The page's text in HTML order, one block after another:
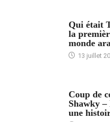
Qui était
la
monde
13 juillet
Coup de
Shawky –
une